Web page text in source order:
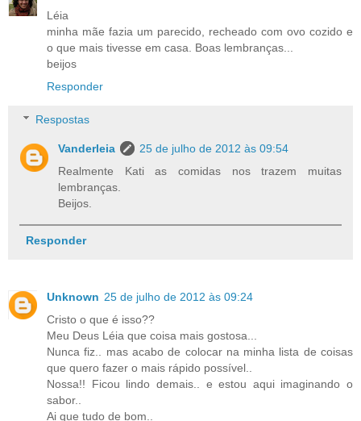
Léia
minha mãe fazia um parecido, recheado com ovo cozido e
o que mais tivesse em casa. Boas lembranças...
beijos
Responder
Respostas
Vanderleia
25 de julho de 2012 às 09:54
Realmente Kati as comidas nos trazem muitas
lembranças.
Beijos.
Responder
Unknown 25 de julho de 2012 às 09:24
Cristo o que é isso??
Meu Deus Léia que coisa mais gostosa...
Nunca fiz.. mas acabo de colocar na minha lista de coisas
que quero fazer o mais rápido possível..
Nossa!! Ficou lindo demais.. e estou aqui imaginando o
sabor..
Ai que tudo de bom..